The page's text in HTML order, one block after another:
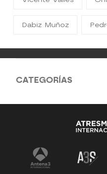
Dabiz Muñoz
CATEGORÍAS
Antena 3 Noticias
Tu cara me suena